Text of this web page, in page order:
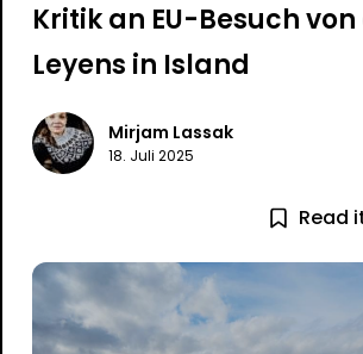
Kritik an EU-Besuch
Leyens in Island
Mirjam Lassak
18. Juli 2025
Read